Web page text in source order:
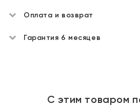
Оплата и возврат
Гарантия 6 месяцев
С этим товаром